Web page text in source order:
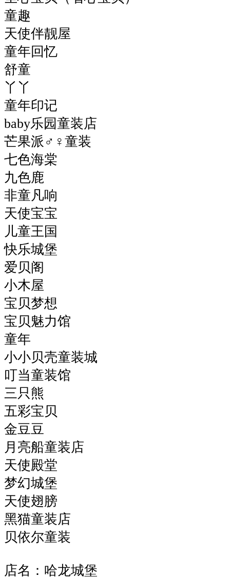
童趣
天使伴靓屋
童年回忆
舒童
丫丫
童年印记
baby乐园童装店
芒果派♂♀童装
七色海棠
九色鹿
非童凡响
天使宝宝
儿童王国
快乐城堡
爱贝阁
小木屋
宝贝梦想
宝贝魅力馆
童年
小小贝壳童装城
叮当童装馆
三只熊
五彩宝贝
金豆豆
月亮船童装店
天使殿堂
梦幻城堡
天使翅膀
黑猫童装店
贝依尔童装
店名：哈龙城堡